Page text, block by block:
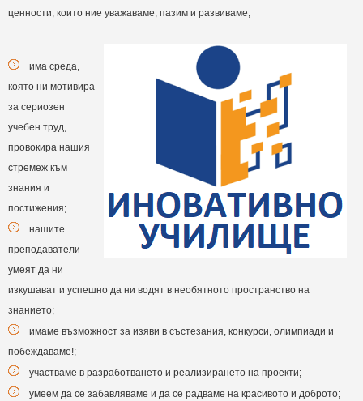
ценности, които ние уважаваме, пазим и развиваме;
има среда,
която ни мотивира
за сериозен
учебен труд,
провокира нашия
стремеж към
знания и
постижения;
нашите
преподаватели
умеят да ни
изкушават и успешно да ни водят в необятното пространство на
знанието;
имаме възможност за изяви в състезания, конкурси, олимпиади и
побеждаваме!;
участваме в разработването и реализирането на проекти;
умеем да се забавляваме и да се радваме на красивото и доброто;